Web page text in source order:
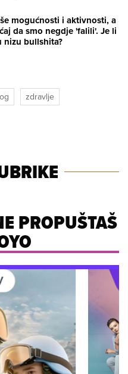
mogućnosti i aktivnosti, a
da smo negdje 'falili'. Je li
nizu bullshita?
zdravlje
PROPUŠTAŠ